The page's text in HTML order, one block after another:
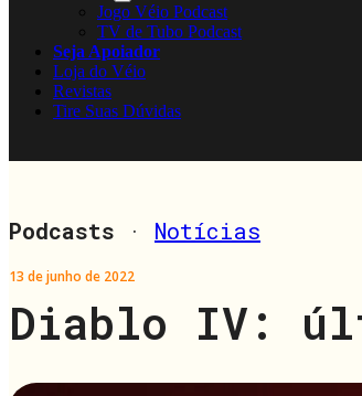
Jogo Véio Podcast
TV de Tubo Podcast
Seja Apoiador
Loja do Véio
Revistas
Tire Suas Dúvidas
Podcasts · Notícias
13 de junho de 2022
Diablo IV: